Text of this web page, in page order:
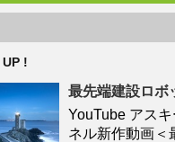
!
YouTube アス
ネル新作動画＜